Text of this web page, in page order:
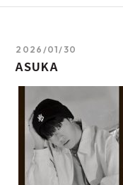
2026/01/30
ASUKA